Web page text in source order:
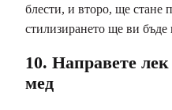
блести, и второ, ще стане
стилизирането ще ви бъде
10. Направете
мед